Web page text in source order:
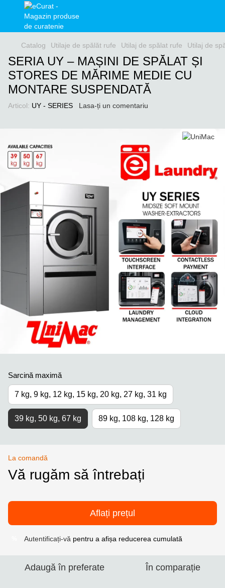
Catalog Utilaje de spălăt rufe Utilaj de spălat rufe Utilaj de
SERIA UY – MAȘINI DE SPĂLAT ȘI
STORES DE MĂRIME MEDIE CU
MONTARE SUSPENDATĂ
Articol: UY - SERIES Lasa-ți un comentariu
Sarcină maximă
7 kg, 9 kg, 12 kg, 15 kg, 20 kg, 27 kg, 31 kg
39 kg, 50 kg, 67 kg 89 kg, 108 kg, 128 kg
La comandă
Vă rugăm să întrebați
Aflați prețul
Autentificați-vă pentru a afișa reducerea cumulată
Adaugă în preferate În comparație